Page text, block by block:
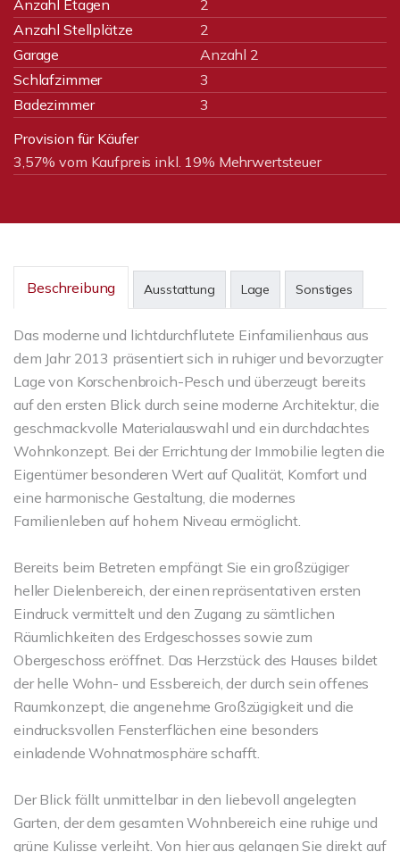
Anzahl Etagen
2
Anzahl Stellplätze
2
Garage
Anzahl 2
Schlafzimmer
3
Badezimmer
3
Provision für Käufer
3,57% vom Kaufpreis inkl. 19% Mehrwertsteuer
Beschreibung Ausstattung Lage Sonstiges
Das moderne und lichtdurchflutete Einfamilienhaus aus
dem Jahr 2013 präsentiert sich in ruhiger und bevorzugter
Lage von Korschenbroich-Pesch und überzeugt bereits
auf den ersten Blick durch seine moderne Architektur, die
geschmackvolle Materialauswahl und ein durchdachtes
Wohnkonzept. Bei der Errichtung der Immobilie legten die
Eigentümer besonderen Wert auf Qualität, Komfort und
eine harmonische Gestaltung, die modernes
Familienleben auf hohem Niveau ermöglicht.
Bereits beim Betreten empfängt Sie ein großzügiger
heller Dielenbereich, der einen repräsentativen ersten
Eindruck vermittelt und den Zugang zu sämtlichen
Räumlichkeiten des Erdgeschosses sowie zum
Obergeschoss eröffnet. Das Herzstück des Hauses bildet
der helle Wohn- und Essbereich, der durch sein offenes
Raumkonzept, die angenehme Großzügigkeit und die
eindrucksvollen Fensterflächen eine besonders
einladende Wohnatmosphäre schafft.
Der Blick fällt unmittelbar in den liebevoll angelegten
Garten, der dem gesamten Wohnbereich eine ruhige und
grüne Kulisse verleiht. Von hier aus gelangen Sie direkt auf